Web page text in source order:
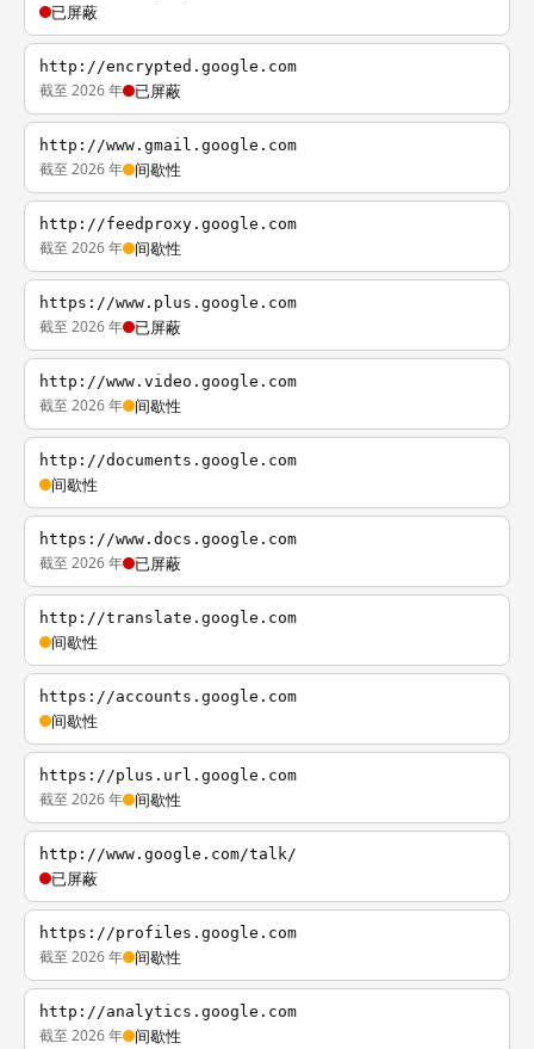
已屏蔽
http://encrypted.google.com
截至 2026 年 已屏蔽
http://www.gmail.google.com
截至 2026 年 间歇性
http://feedproxy.google.com
截至 2026 年 间歇性
https://www.plus.google.com
截至 2026 年 已屏蔽
http://www.video.google.com
截至 2026 年 间歇性
http://documents.google.com
间歇性
https://www.docs.google.com
截至 2026 年 已屏蔽
http://translate.google.com
间歇性
https://accounts.google.com
间歇性
https://plus.url.google.com
截至 2026 年 间歇性
http://www.google.com/talk/
已屏蔽
https://profiles.google.com
截至 2026 年 间歇性
http://analytics.google.com
截至 2026 年 间歇性